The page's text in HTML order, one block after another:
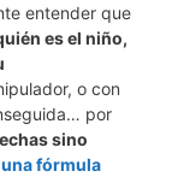
entender que
es el niño,
o con
por
sino
fórmula